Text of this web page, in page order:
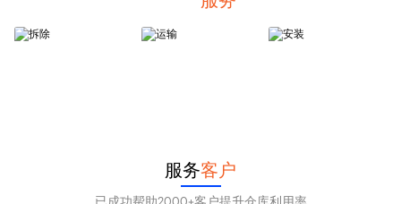
服务客户
已成功帮助2000+客户提升仓库利用率